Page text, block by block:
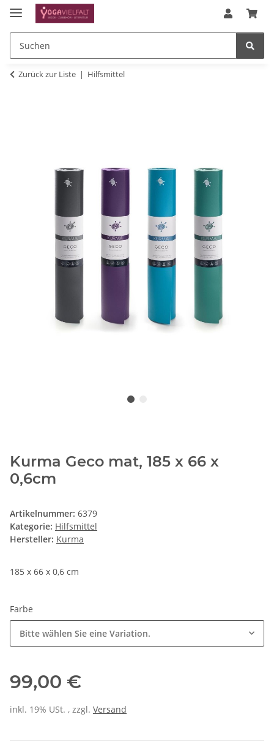
Zurück zur Liste Hilfsmittel
Kurma Geco mat, 185 x 66 x
0,6cm
Artikelnummer: 6379
Kategorie: Hilfsmittel
Hersteller: Kurma
185 x 66 x 0,6 cm
Farbe
Bitte wählen Sie eine Variation.
99,00 €
inkl. 19% USt. , zzgl. Versand